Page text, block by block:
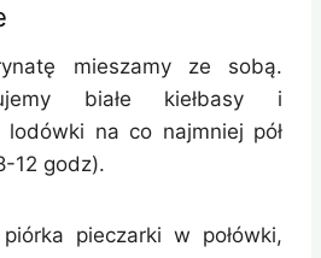
mieszamy ze sobą.
białe kiełbasy i
na co najmniej pół
12 godz).
pieczarki w połówki,